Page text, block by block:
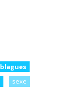
blagues
sexe